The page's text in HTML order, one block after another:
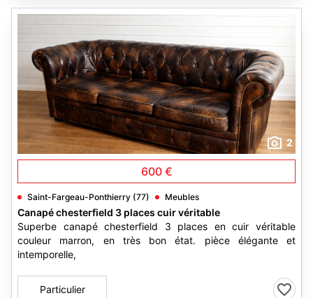
2
600 €
Saint-Fargeau-Ponthierry (77) Meubles
Canapé chesterfield 3 places cuir véritable
Superbe canapé chesterfield 3 places en cuir véritable
couleur marron, en très bon état. pièce élégante et
intemporelle,
Particulier